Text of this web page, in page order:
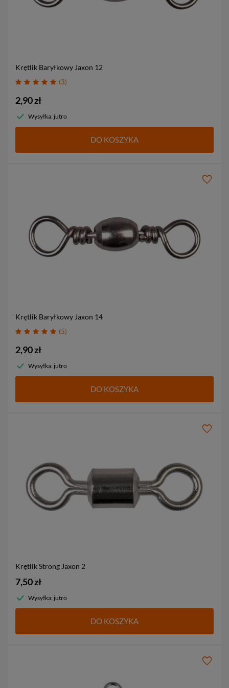
Krętlik Baryłkowy Jaxon 12
3
2,90 zł
Wysyłka: jutro
DO KOSZYKA
Krętlik Baryłkowy Jaxon 14
5
2,90 zł
Wysyłka: jutro
DO KOSZYKA
Krętlik Strong Jaxon 2
7,50 zł
Wysyłka: jutro
DO KOSZYKA